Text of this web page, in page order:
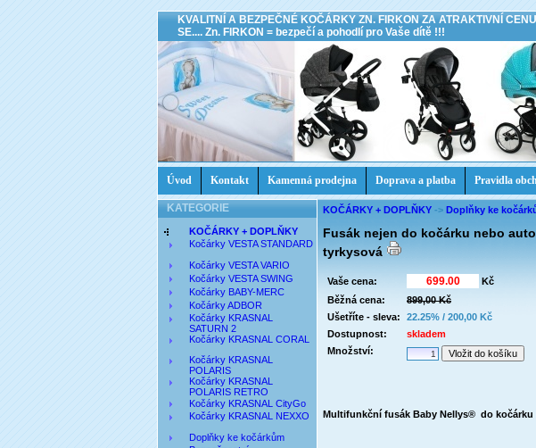
KVALITNÍ A BEZPEČNÉ KOČÁRKY ZN. FIRKON ZA ATRAKTIVNÍ
SE.... Zn. FIRKON = bezpečí a pohodlí pro Vaše dítě !!!
Úvod Kontakt Kamenná prodejna Doprava a platba Pravidla
KATEGORIE
KOČÁRKY + DOPLŇKY
Kočárky VESTA STANDARD
Kočárky VESTA VARIO
Kočárky VESTA SWING
Kočárky BABY-MERC
Kočárky ADBOR
Kočárky KRASNAL
SATURN 2
Kočárky KRASNAL CORAL
Kočárky KRASNAL
POLARIS
Kočárky KRASNAL
POLARIS RETRO
Kočárky KRASNAL CityGo
Kočárky KRASNAL NEXXO
Doplňky ke kočárkům
KOČÁRKY + DOPLŇKY -> Doplňky ke
Fusák nejen do kočárku nebo
tyrkysová
Vaše cena:
Kč
Běžná cena:
899,00 Kč
Ušetříte - sleva:
22.25% / 200,00 Kč
Dostupnost:
skladem
Množství:
Multifunkční fusák Baby Nellys® do kočárku